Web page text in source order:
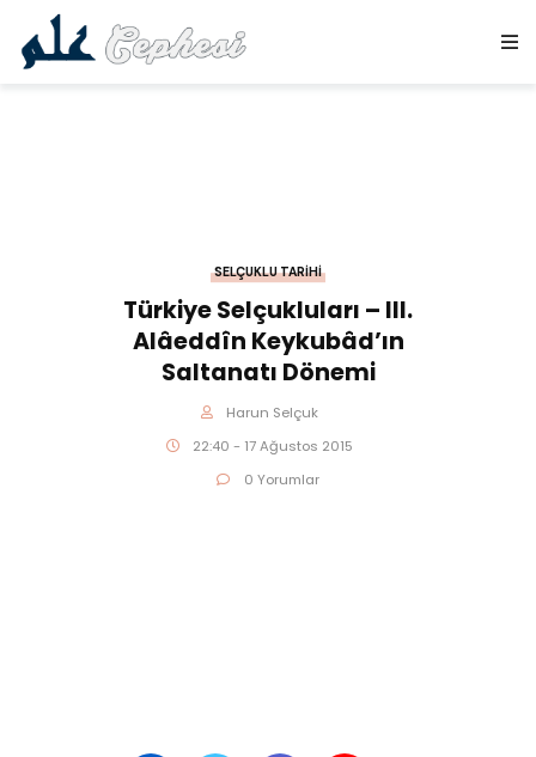
SELÇUKLU TARIHI
Türkiye Selçukluları – III.
Alâeddîn Keykubâd’ın
Saltanatı Dönemi
Harun Selçuk
22:40 - 17 Ağustos 2015
0 Yorumlar